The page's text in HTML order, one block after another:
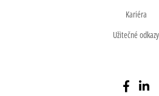
Kariéra
Užitečné odkazy